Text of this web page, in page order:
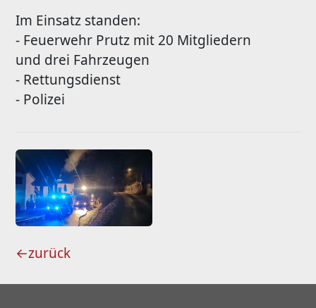
Im Einsatz standen:
- Feuerwehr Prutz mit 20 Mitgliedern
und drei Fahrzeugen
- Rettungsdienst
- Polizei
←zurück